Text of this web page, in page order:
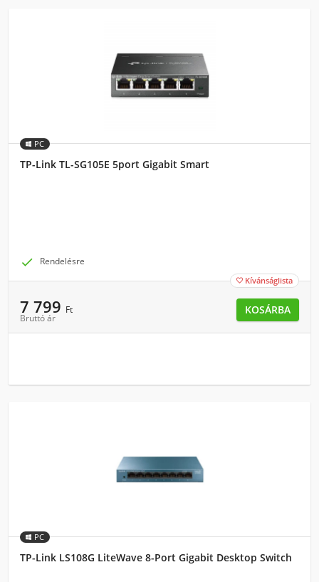
PC
TP-Link TL-SG105E 5port Gigabit Smart
 Rendelésre
 Kívánságlista
7 799 Ft
Bruttó ár
KOSÁRBA
PC
TP-Link LS108G LiteWave 8-Port Gigabit Desktop Switch